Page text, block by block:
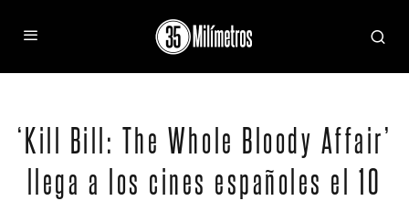
‘Kill Bill: The Whole Bloody Affair’
llega a los cines españoles el 10